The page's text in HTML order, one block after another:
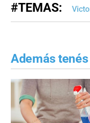
#TEMAS:
Además